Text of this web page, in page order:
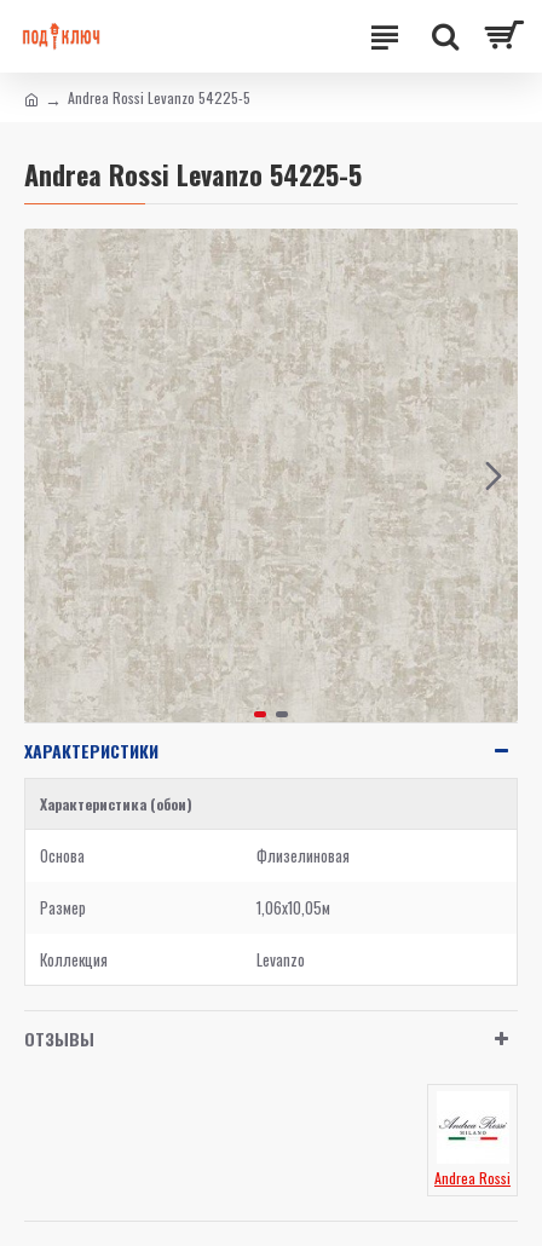
Andrea Rossi Levanzo 54225-5
Andrea Rossi Levanzo 54225-5
ХАРАКТЕРИСТИКИ
Характеристика (обои)
Основа Флизелиновая
Размер 1,06x10,05м
Коллекция Levanzo
ОТЗЫВЫ
Andrea Rossi